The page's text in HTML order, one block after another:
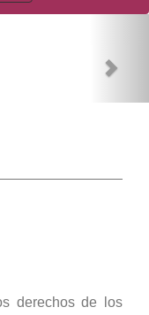
derechos de los